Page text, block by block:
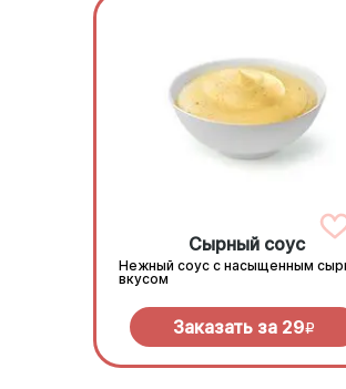
Сырный соус
Нежный соус с насыщенным
вкусом
Заказать за 29R